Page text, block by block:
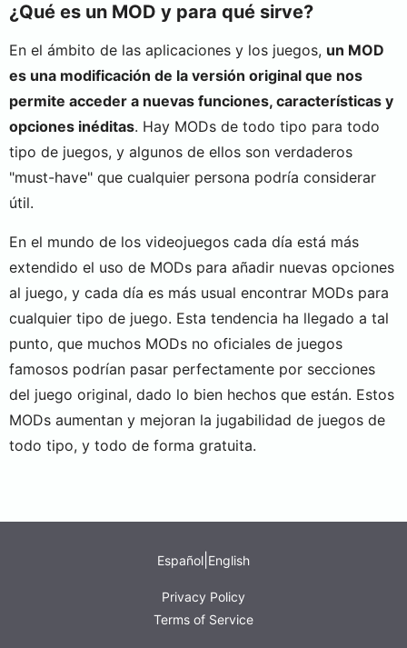
¿Qué es un MOD y para qué sirve?
En el ámbito de las aplicaciones y los juegos, un MOD
es una modificación de la versión original que nos
permite acceder a nuevas funciones, características y
opciones inéditas. Hay MODs de todo tipo para todo
tipo de juegos, y algunos de ellos son verdaderos
"must-have" que cualquier persona podría considerar
útil.
En el mundo de los videojuegos cada día está más
extendido el uso de MODs para añadir nuevas opciones
al juego, y cada día es más usual encontrar MODs para
cualquier tipo de juego. Esta tendencia ha llegado a tal
punto, que muchos MODs no oficiales de juegos
famosos podrían pasar perfectamente por secciones
del juego original, dado lo bien hechos que están. Estos
MODs aumentan y mejoran la jugabilidad de juegos de
todo tipo, y todo de forma gratuita.
Español English
Privacy Policy
Terms of Service